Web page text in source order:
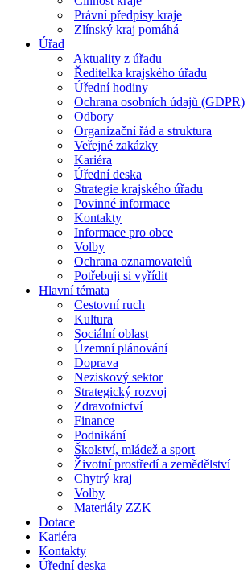
Právní předpisy kraje
Zlínský kraj pomáhá
Úřad
Aktuality z úřadu
Ředitelka krajského úřadu
Úřední hodiny
Ochrana osobních údajů (GDPR)
Odbory
Organizační řád a struktura
Veřejné zakázky
Kariéra
Úřední deska
Strategie krajského úřadu
Povinné informace
Kontakty
Informace pro obce
Volby
Ochrana oznamovatelů
Potřebuji si vyřídit
Hlavní témata
Cestovní ruch
Kultura
Sociální oblast
Územní plánování
Doprava
Neziskový sektor
Strategický rozvoj
Zdravotnictví
Finance
Podnikání
Školství, mládež a sport
Životní prostředí a zemědělství
Chytrý kraj
Volby
Materiály ZZK
Dotace
Kariéra
Kontakty
Úřední deska